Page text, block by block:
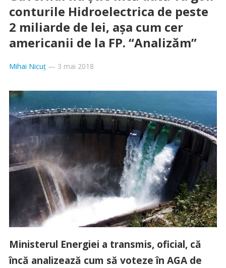
conturile Hidroelectrica de peste
2 miliarde de lei, aşa cum cer
americanii de la FP. “Analizăm”
Mihai Nicuț— 3 mai 2018
Ministerul Energiei a transmis, oficial, că
încă analizează cum să voteze în AGA de